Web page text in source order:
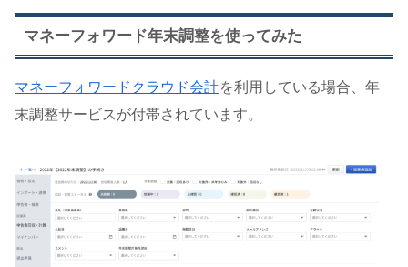
マネーフォワード年末調整を使ってみた
マネーフォワードクラウド会計を利用している場合、年
末調整サービスが付帯されています。